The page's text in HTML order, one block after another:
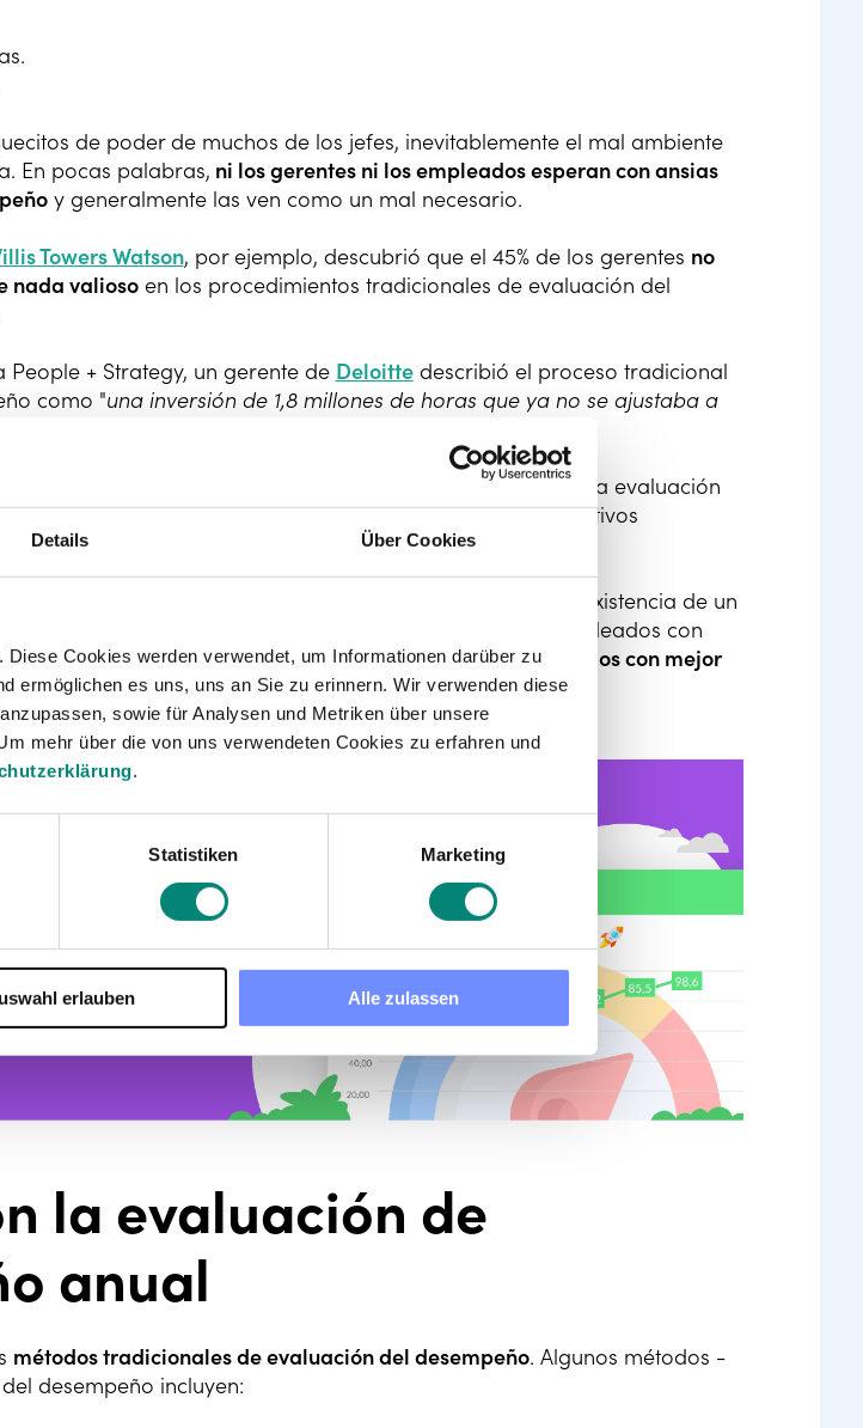
Details Über Cookies
Cookies werden verwendet, um Informationen darüber zu
ermöglichen es uns, uns an Sie zu erinnern. Wir verwenden diese
sowie für Analysen und Metriken über unsere
mehr über die von uns verwendeten Cookies zu erfahren und
.
Statistiken Marketing
erlauben Alle zulassen
de poder de muchos de los jefes, inevitablemente el mal ambiente
En pocas palabras, ni los gerentes ni los empleados esperan con ansias
y generalmente las ven como un mal necesario.
Towers Watson, por ejemplo, descubrió que el 45% de los gerentes no
nada valiosoen los procedimientos tradicionales de evaluación del
+ Strategy, un gerente de Deloittedescribió el proceso tradicional
como "una inversión de 1,8 millones de horas que ya no se ajustaba a
de evaluación actual de los empleados, que consiste en una evaluación
resultados a largo plazoy no está en línea con los objetivos
modernas.
, demostrando la existencia de un
sospechado durante mucho tiempo: dos tercios de los empleados con
de desempeño clásica resultanno ser los empleados con mejor
, pese a que ellos u otros consideren que lo son.
la evaluación de
anual
métodos tradicionales de evaluación del desempeño. Algunos métodos -
desempeño incluyen: